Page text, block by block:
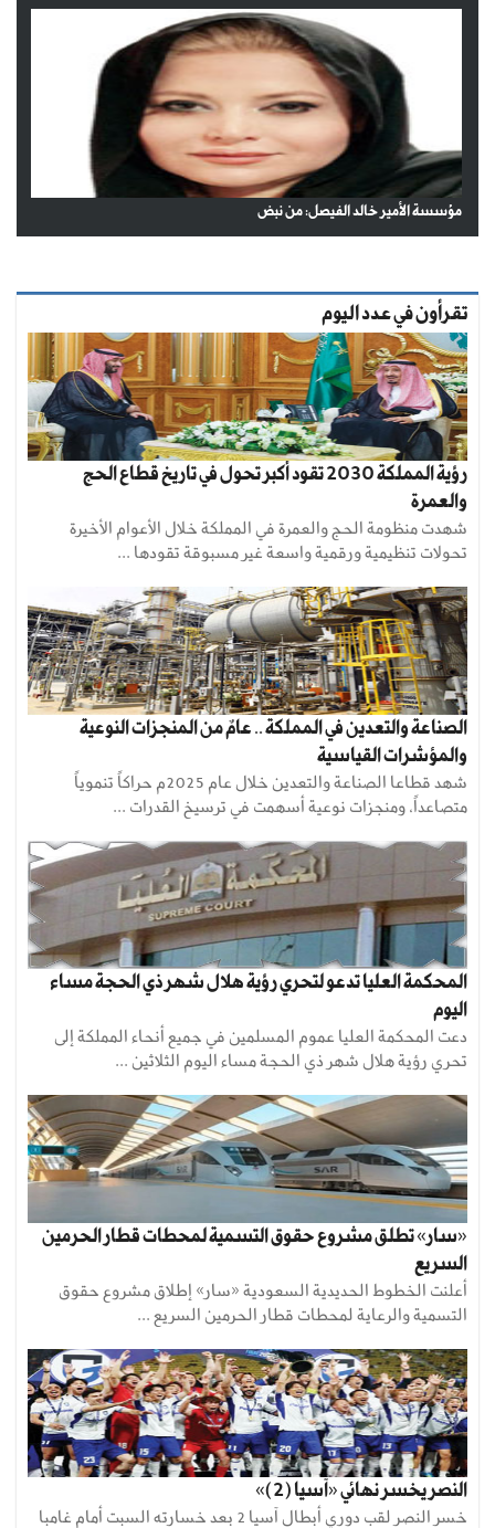
مؤسسة الأمير خالد الفيصل: من نبض
تقرأون في عدد اليوم
رؤية المملكة 2030 تقود أكبر تحول في تاريخ قطاع الحج
والعمرة
شهدت منظومة الحج والعمرة في المملكة خلال الأعوام الأخيرة
تحولات تنظيمية ورقمية واسعة غير مسبوقة تقودها ...
الصناعة والتعدين في المملكة .. عامٌ من المنجزات النوعية
والمؤشرات القياسية
شهد قطاعا الصناعة والتعدين خلال عام 2025م حراكاً تنموياً
متصاعداً، ومنجزات نوعية أسهمت في ترسيخ القدرات ...
المحكمة العليا تدعو لتحري رؤية هلال شهر ذي الحجة مساء
اليوم
دعت المحكمة العليا عموم المسلمين في جميع أنحاء المملكة إلى
تحري رؤية هلال شهر ذي الحجة مساء اليوم الثلاثين ...
«سار» تطلق مشروع حقوق التسمية لمحطات قطار الحرمين
السريع
أعلنت الخطوط الحديدية السعودية «سار» إطلاق مشروع حقوق
التسمية والرعاية لمحطات قطار الحرمين السريع ...
النصر يخسر نهائي «آسيا (2)»
خسر النصر لقب دوري أبطال آسيا 2 بعد خسارته السبت أمام غامبا